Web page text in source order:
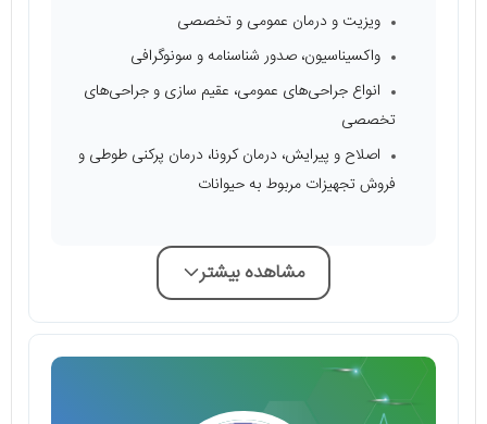
ویزیت و درمان عمومی و تخصصی
واکسیناسیون، صدور شناسنامه و سونوگرافی
انواع جراحی‌های عمومی، عقیم سازی و جراحی‌های
تخصصی
اصلاح و پیرایش، درمان کرونا، درمان پرکنی طوطی و
فروش تجهیزات مربوط به حیوانات
مشاهده بیشتر